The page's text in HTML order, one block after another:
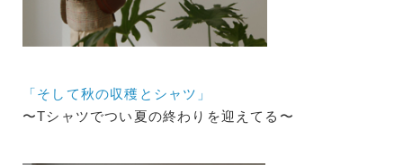
「そして秋の収穫とシャツ」
〜Tシャツでつい夏の終わりを迎えてる〜